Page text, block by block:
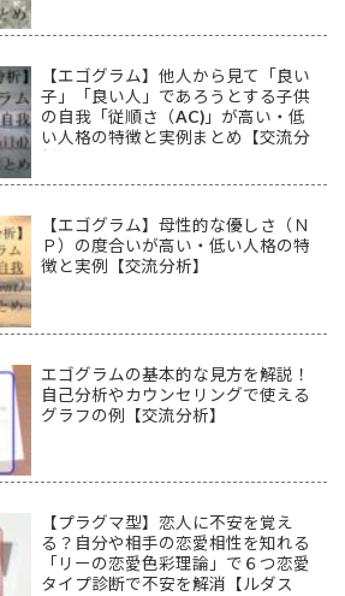
【エゴグラム】他人から見て「良い
子」「良い人」であろうとする子供
の自我「従順さ（AC)」が高い・低
い人格の特徴と実例まとめ【交流分
【エゴグラム】母性的な優しさ（Ｎ
Ｐ）の度合いが高い・低い人格の特
徴と実例【交流分析】
エゴグラムの基本的な見方を解説！
自己分析やカウンセリングで使える
グラフの例【交流分析】
【プラグマ型】恋人に不安を覚え
る？自分や相手の恋愛相性を知れる
「リーの恋愛色彩理論」で６つ恋愛
タイプ診断で不安を解消【ルダス